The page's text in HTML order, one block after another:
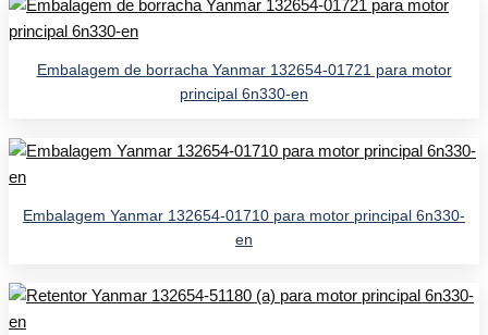
Embalagem de borracha Yanmar 132654-01721 para motor
principal 6n330-en
Embalagem Yanmar 132654-01710 para motor principal 6n330-
en